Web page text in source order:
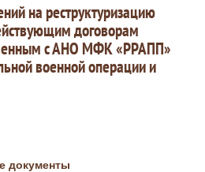
на реструктуризацию
договорам
с АНО МФК «РРАПП»
военной операции и
документы